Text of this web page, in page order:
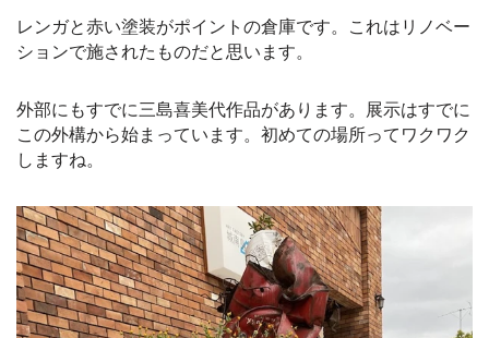
レンガと赤い塗装がポイントの倉庫です。これはリノベー
ションで施されたものだと思います。
外部にもすでに三島喜美代作品があります。展示はすでに
この外構から始まっています。初めての場所ってワクワク
しますね。